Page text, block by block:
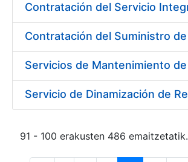
91 - 100 erakusten 486 emaitzetatik.